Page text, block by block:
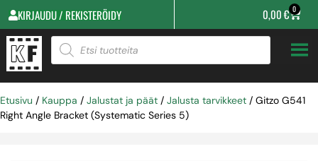
KIRJAUDU / REKISTERÖIDY 0,00€ 0
Etusivu / Kauppa / Jalustat ja päät / Jalusta tarvikkeet / Gitzo G541
Right Angle Bracket (Systematic Series 5)